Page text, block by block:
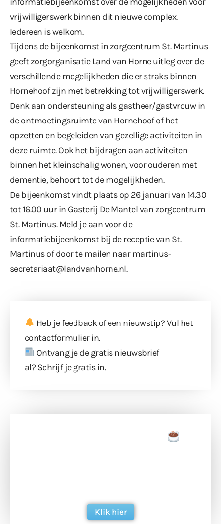
vrijwilligerswerk binnen dit nieuwe complex.
Iedereen is welkom.
Tijdens de bijeenkomst in zorgcentrum St. Martinus
geeft zorgorganisatie Land van Horne uitleg over de
verschillende mogelijkheden die er straks binnen
Hornehoof zijn met betrekking tot vrijwilligerswerk.
Denk aan ondersteuning als gastheer/gastvrouw in
de ontmoetingsruimte van Hornehoof of het
opzetten en begeleiden van gezellige activiteiten in
deze ruimte. Ook het bijdragen aan activiteiten
binnen het kleinschalig wonen, voor ouderen met
dementie, behoort tot de mogelijkheden.
De bijeenkomst vindt plaats op 26 januari van 14.30
tot 16.00 uur in Gasterij De Mantel van zorgcentrum
St. Martinus. Meld je aan voor de
informatiebijeenkomst bij de receptie van St.
Martinus of door te mailen naar martinus-
secretariaat@landvanhorne.nl.
Heb je feedback of een nieuwstip? Vul het
contactformulierin.
Ontvang je de gratis nieuwsbrief
al? Schrijf je gratis in.
Klik hier